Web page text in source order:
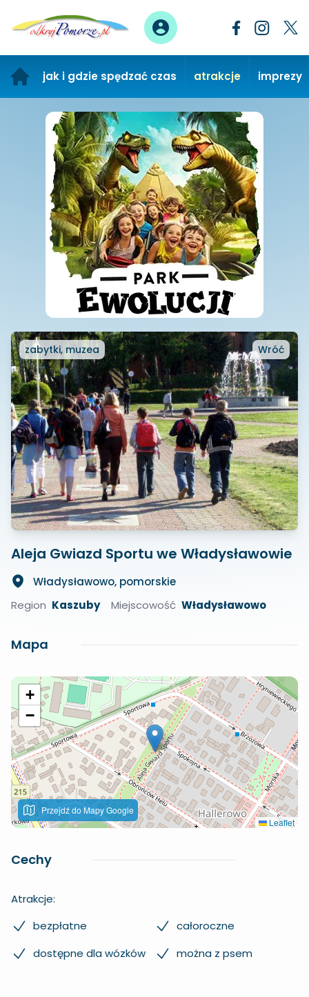
jak i gdzie spędzać czas atrakcje imprezy
zabytki, muzea Wróć
Aleja Gwiazd Sportu we Władysławowie
Władysławowo, pomorskie
Region Kaszuby Miejscowość Władysławowo
Mapa
+
−
Przejdź do Mapy Google
Leaflet
Cechy
Atrakcje:
bezpłatne
całoroczne
dostępne dla wózków
można z psem